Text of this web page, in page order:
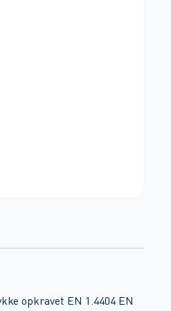
opkravet EN 1.4404 EN